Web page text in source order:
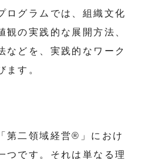
ログラムでは、組織文化
観の実践的な展開方法、
などを、実践的なワーク
ます。
第二領域経営®」におけ
つです。それは単なる理